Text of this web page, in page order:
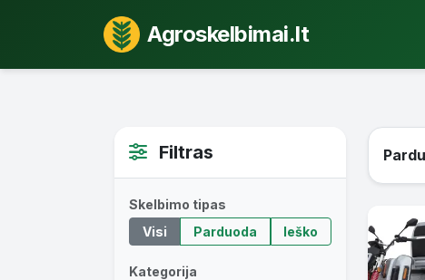
Agroskelbimai.lt
Filtras
Skelbimo tipas
Visi
Parduoda Ieško
Kategorija